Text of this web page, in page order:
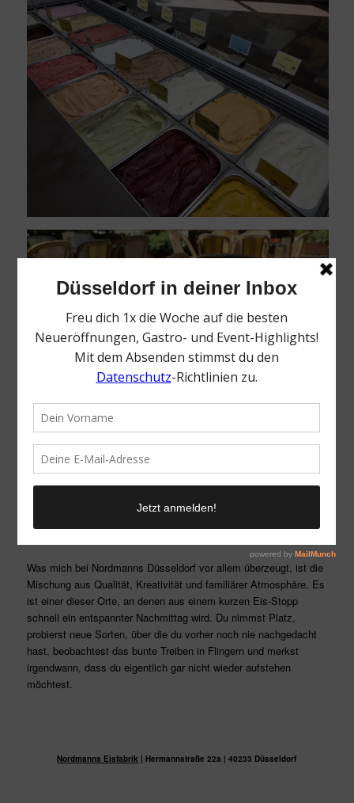
Was mich bei Nordmanns Düsseldorf vor allem überzeugt, ist die
Mischung aus Qualität, Kreativität und familiärer Atmosphäre. Es
ist einer dieser Orte, an denen aus einem kurzen Eis-Stopp
schnell ein entspannter Nachmittag wird. Du nimmst Platz,
probierst neue Sorten, über die du vorher noch nie nachgedacht
hast, beobachtest das bunte Treiben in Flingern und merkst
irgendwann, dass du eigentlich gar nicht wieder aufstehen
möchtest.
Nordmanns Eisfabrik | Hermannstraße 22a | 40233 Düsseldorf